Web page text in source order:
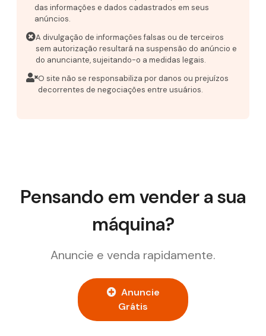
das informações e dados cadastrados em seus
anúncios.
A divulgação de informações falsas ou de terceiros
sem autorização resultará na suspensão do anúncio e
do anunciante, sujeitando-o a medidas legais.
O site não se responsabiliza por danos ou prejuízos
decorrentes de negociações entre usuários.
Pensando em vender a sua
máquina?
Anuncie e venda rapidamente.
Anuncie
Grátis